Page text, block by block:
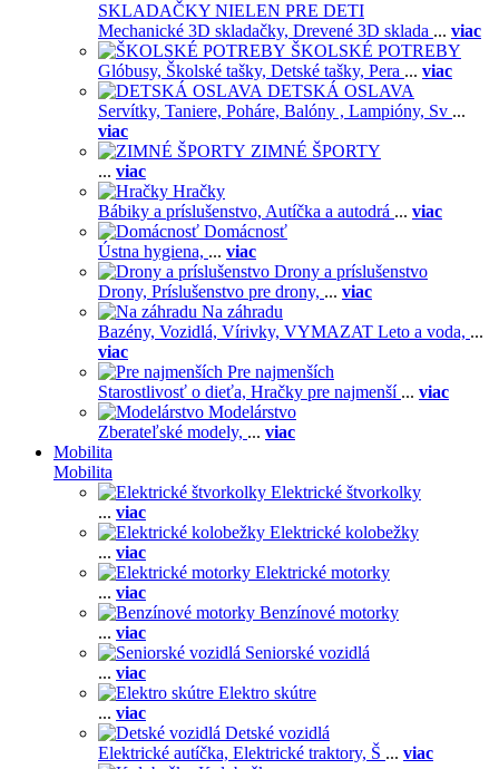
SKLADAČKY NIELEN PRE DETI
Mechanické 3D skladačky, Drevené 3D sklada ... viac
ŠKOLSKÉ POTREBY
Glóbusy, Školské tašky, Detské tašky, Pera ... viac
DETSKÁ OSLAVA
Servítky, Taniere, Poháre, Balóny , Lampióny, Sv ...
viac
ZIMNÉ ŠPORTY
... viac
Hračky
Bábiky a príslušenstvo, Autíčka a autodrá ... viac
Domácnosť
Ústna hygiena, ... viac
Drony a príslušenstvo
Drony, Príslušenstvo pre drony, ... viac
Na záhradu
Bazény, Vozidlá, Vírivky, VYMAZAT Leto a voda, ...
viac
Pre najmenších
Starostlivosť o dieťa, Hračky pre najmenší ... viac
Modelárstvo
Zberateľské modely, ... viac
Mobilita
Mobilita
Elektrické štvorkolky
... viac
Elektrické kolobežky
... viac
Elektrické motorky
... viac
Benzínové motorky
... viac
Seniorské vozidlá
... viac
Elektro skútre
... viac
Detské vozidlá
Elektrické autíčka, Elektrické traktory, Š ... viac